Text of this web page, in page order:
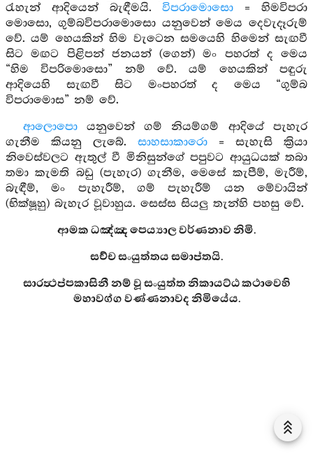
රැහැන් ආදියෙන් බැඳීමයි.විපරාමොසො = හිමවිපරා
මොසො, ගුම්බවිපරාමොසො යනුවෙන් මෙය දෙවැදෑරුම්
වේ. යම් හෙයකින් හිම වැටෙන සමයෙහි හිමෙන් සැඟවී
සිට මඟට පිළිපන් ජනයන් (ගෙන්) මං පහරත් ද මෙය
“හිම විපරිමොසො” නම් වේ. යම් හෙයකින් පඳුරු
ආදියෙහි සැඟවී සිට මංපහරත් ද මෙය “ගුම්බ
විපරාමොස” නම් වේ.
ආලොපොයනුවෙන් ගම් නියම්ගම් ආදියේ පැහැර
ගැනීම කියනු ලැබේ. සාහසාකාරො = සැහැසි ක්‍රියා
නිවෙස්වලට ඇතුල් වී මිනිසුන්ගේ පපුවට ආයුධයක් තබා
තමා කැමති බඩු (පැහැර) ගැනීම, මෙසේ කැපීම්, මැරීම්,
බැඳීම්, මං පැහැරීම්, ගම් පැහැරීම් යන මේවායින්
(භික්ෂූහු) බැහැර වූවාහුය. සෙස්ස සියලු තැන්හි පහසු වේ.
ආමක ධඤ්ඤ පෙය්‍යාල වර්ණනාව නිමි.
සච්ච සංයුත්තය සමාප්තයි.
සාරත්‍ථප්පකාසිනී නම් වූ සංයුත්ත නිකායට්ඨ කථාවෙහි
මහාවග්ග වණ්ණනාවද නිමියේය.